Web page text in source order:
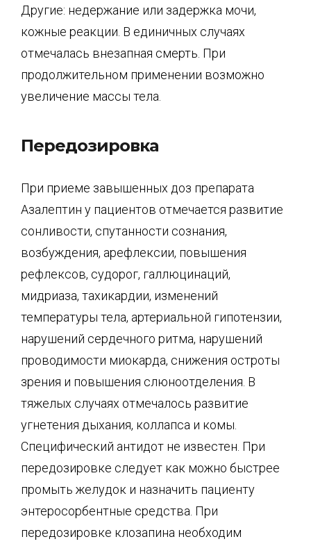
Другие: недержание или задержка мочи,
кожные реакции. В единичных случаях
отмечалась внезапная смерть. При
продолжительном применении возможно
увеличение массы тела.
Передозировка
При приеме завышенных доз препарата
Азалептин у пациентов отмечается развитие
сонливости, спутанности сознания,
возбуждения, арефлексии, повышения
рефлексов, судорог, галлюцинаций,
мидриаза, тахикардии, изменений
температуры тела, артериальной гипотензии,
нарушений сердечного ритма, нарушений
проводимости миокарда, снижения остроты
зрения и повышения слюноотделения. В
тяжелых случаях отмечалось развитие
угнетения дыхания, коллапса и комы.
Специфический антидот не известен. При
передозировке следует как можно быстрее
промыть желудок и назначить пациенту
энтеросорбентные средства. При
передозировке клозапина необходим